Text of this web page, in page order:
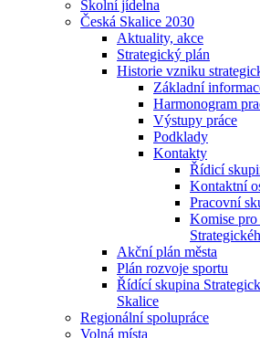
Školní jídelna
Česká Skalice 2030
Aktuality, akce
Strategický plán
Historie vzniku
Základní
Harmonogram
Výstupy práce
Podklady
Kontakty
Řídicí
Kontaktní
Pracovní
Komise
Akční plán města
Plán rozvoje sportu
Řídící skupina
Skalice
Regionální spolupráce
Volná místa